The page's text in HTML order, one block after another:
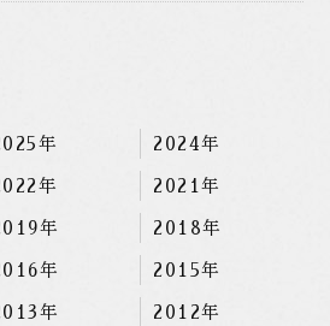
年 2024年
年 2021年
年 2018年
年 2015年
年 2012年